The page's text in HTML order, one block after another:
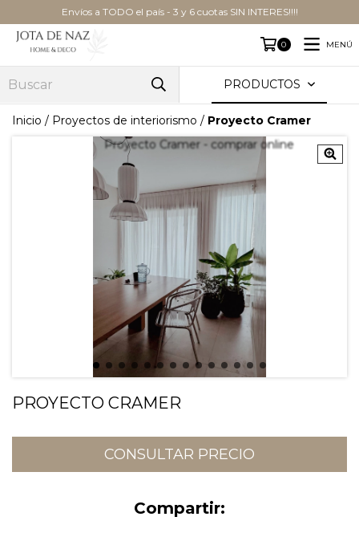
Envíos a TODO el país - 3 y 6 cuotas SIN INTERES!!!!
0 MENÚ
PRODUCTOS
Inicio / Proyectos de interiorismo / Proyecto Cramer
PROYECTO CRAMER
Compartir: